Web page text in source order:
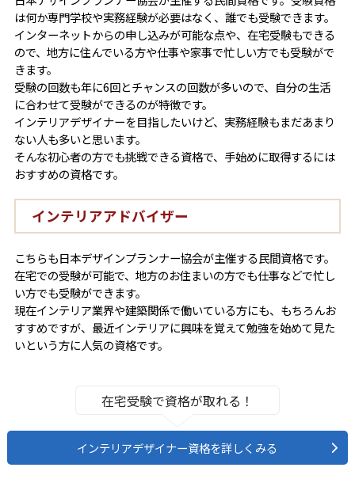
は何か専門学校や実務経験が必要はなく、誰でも受験できます。
インターネットからの申し込みが可能な点や、在宅受験もできる
ので、地方に住んでいる方や仕事や家事で忙しい方でも受験がで
きます。
受験の回数も年に6回とチャンスの回数が多いので、自分の生活
に合わせて受験ができるのが特徴です。
インテリアデザイナーを目指したいけど、実務経験もまだあまり
ない人も多いと思います。
そんな初心者の方でも挑戦できる資格で、手始めに取得するには
おすすめの資格です。
インテリアアドバイザー
こちらも日本デザインプランナー協会が主催する民間資格です。
在宅での受験が可能で、地方のお住まいの方でも仕事などで忙し
い方でも受験ができます。
現在インテリア業界や建築関係で働いている方にも、もちろんお
すすめですが、最近インテリアに興味を覚えて勉強を始めて見た
いという方に人気の資格です。
在宅受験で資格が取れる！
インテリアデザイナー資格を詳しくみる